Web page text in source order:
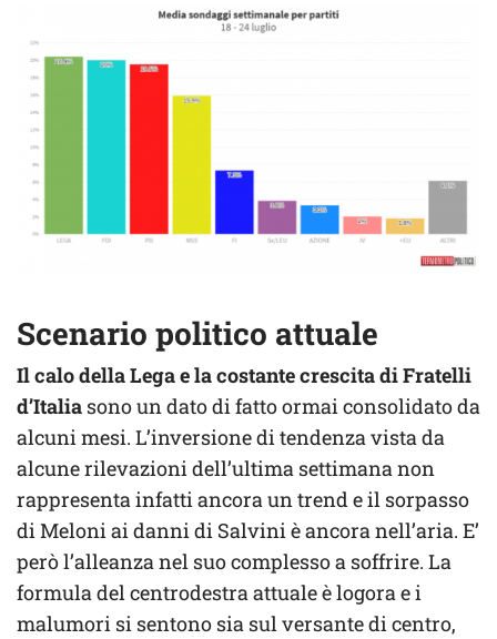
Scenario politico attuale
Il calo della Lega e la costante crescita di Fratelli
d’Italia sono un dato di fatto ormai consolidato da
alcuni mesi. L’inversione di tendenza vista da
alcune rilevazioni dell’ultima settimana non
rappresenta infatti ancora un trend e il sorpasso
di Meloni ai danni di Salvini è ancora nell’aria. E’
però l’alleanza nel suo complesso a soffrire. La
formula del centrodestra attuale è logora e i
malumori si sentono sia sul versante di centro,